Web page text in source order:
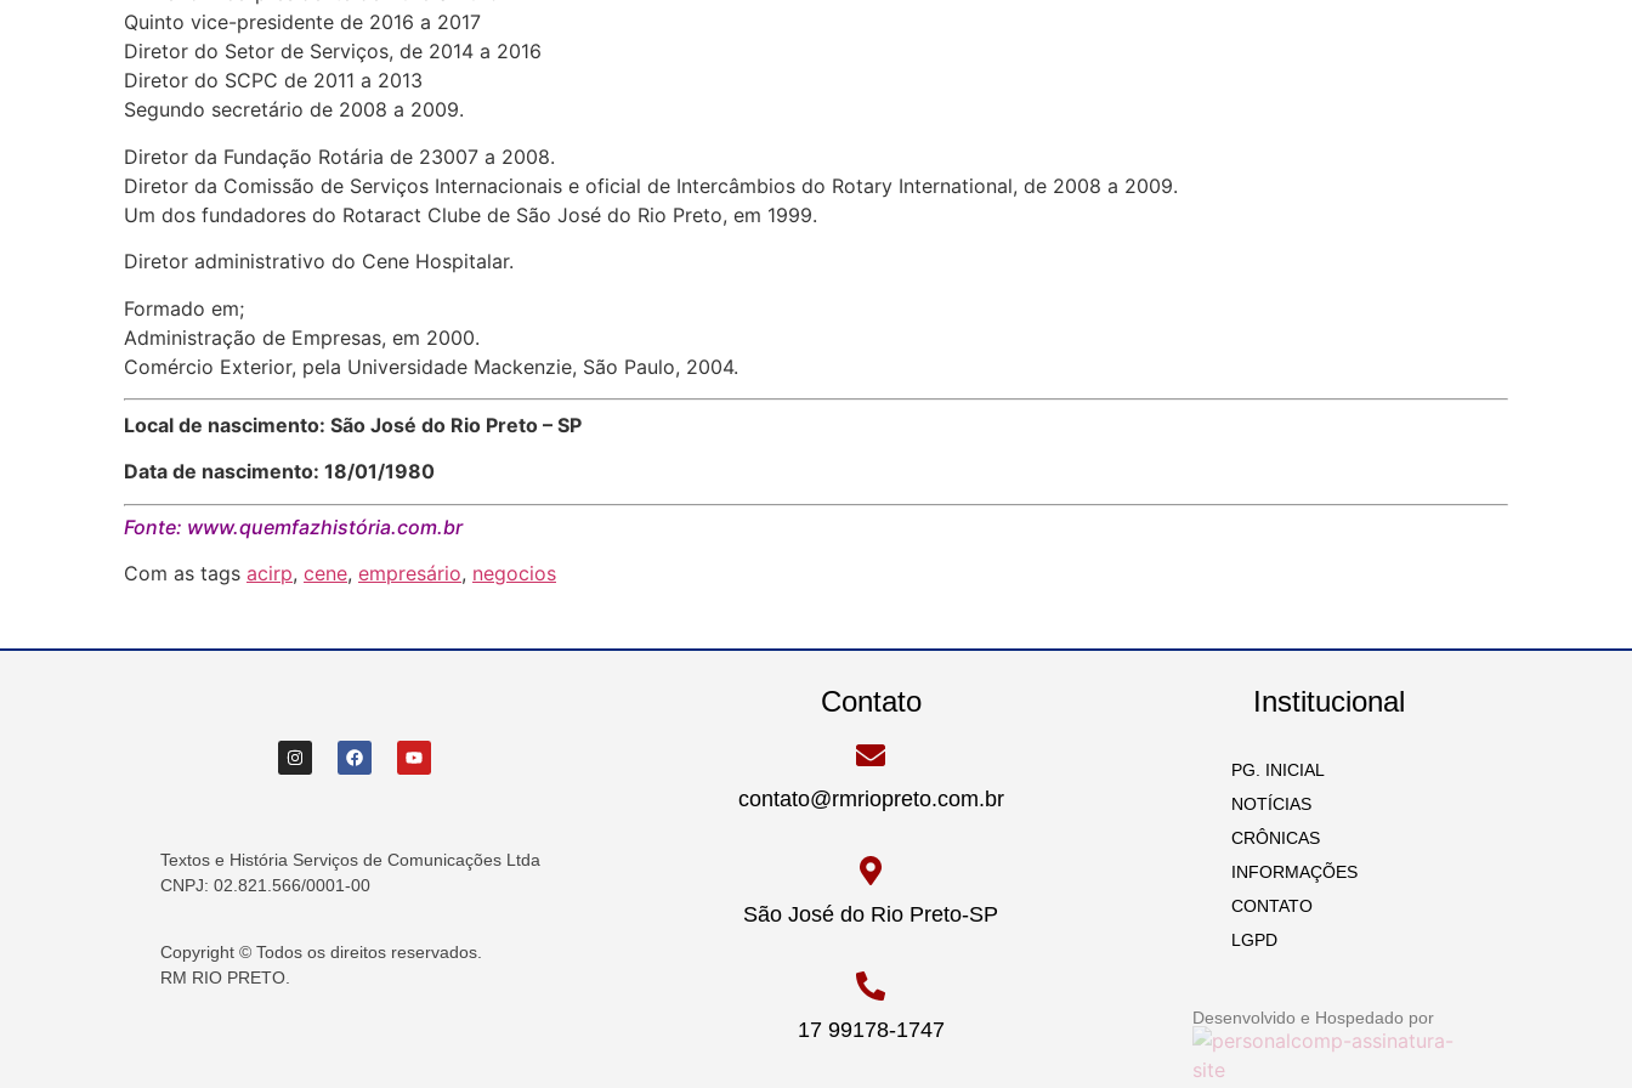
Quinto vice-presidente de 2016 a 2017
Diretor do Setor de Serviços, de 2014 a 2016
Diretor do SCPC de 2011 a 2013
Segundo secretário de 2008 a 2009.
Diretor da Fundação Rotária de 23007 a 2008.
Diretor da Comissão de Serviços Internacionais e oficial de Intercâmbios do Rotary International, de 2008 a 2009.
Um dos fundadores do Rotaract Clube de São José do Rio Preto, em 1999.
Diretor administrativo do Cene Hospitalar.
Formado em;
Administração de Empresas, em 2000.
Comércio Exterior, pela Universidade Mackenzie, São Paulo, 2004.
Local de nascimento: São José do Rio Preto – SP
Data de nascimento: 18/01/1980
Fonte: www.quemfazhistória.com.br
Com as tags acirp, cene, empresário, negocios
Textos e História Serviços de Comunicações Ltda
CNPJ: 02.821.566/0001-00
Copyright © Todos os direitos reservados.
RM RIO PRETO.
Contato
contato@rmriopreto.com.br
São José do Rio Preto-SP
17 99178-1747
Institucional
PG. INICIAL
NOTÍCIAS
CRÔNICAS
INFORMAÇÕES
CONTATO
LGPD
Desenvolvido e Hospedado por